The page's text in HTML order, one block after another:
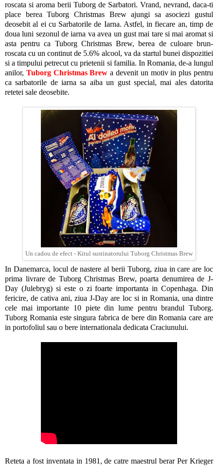
roscata si aroma berii Tuborg de Sarbatori. Vrand, nevrand, daca-ti
place berea Tuborg Christmas Brew ajungi sa asociezi gustul
deosebit al ei cu Sarbatorile de Iarna. Astfel, in fiecare an, timp de
doua luni sezonul de iarna va avea un gust mai tare si mai aromat si
asta pentru ca Tuborg Christmas Brew, berea de culoare brun-
roscata cu un continut de 5.6% alcool, va da startul bunei dispozitiei
si a timpului petrecut cu prietenii si familia. In Romania, de-a lungul
anilor, Tuborg Christmas Brew a devenit un motiv in plus pentru
ca sarbatorile de iarna sa aiba un gust special, mai ales datorita
retetei sale deosebite.
Un cadou de efect - Kitul sustinatorului Tuborg Christmas Brew
In Danemarca, locul de nastere al berii Tuborg, ziua in care are loc
prima livrare de Tuborg Christmas Brew, poarta denumirea de J-
Day (Julebryg) si este o zi foarte importanta in Copenhaga. Din
fericire, de cativa ani, ziua J-Day are loc si in Romania, una dintre
cele mai importante 10 piete din lume pentru brandul Tuborg.
Tuborg Romania este singura fabrica de bere din Romania care are
in portofoliul sau o bere internationala dedicata Craciunului.
Reteta a fost inventata in 1981, de catre maestrul berar Per Krieger